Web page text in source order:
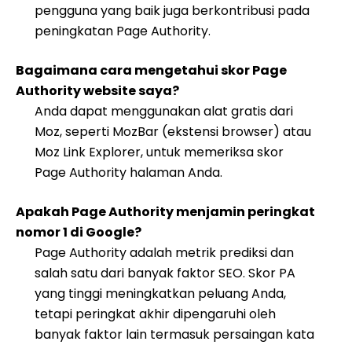
pengguna yang baik juga berkontribusi pada
peningkatan Page Authority.
Bagaimana cara mengetahui skor Page
Authority website saya?
Anda dapat menggunakan alat gratis dari
Moz, seperti MozBar (ekstensi browser) atau
Moz Link Explorer, untuk memeriksa skor
Page Authority halaman Anda.
Apakah Page Authority menjamin peringkat
nomor 1 di Google?
Page Authority adalah metrik prediksi dan
salah satu dari banyak faktor SEO. Skor PA
yang tinggi meningkatkan peluang Anda,
tetapi peringkat akhir dipengaruhi oleh
banyak faktor lain termasuk persaingan kata